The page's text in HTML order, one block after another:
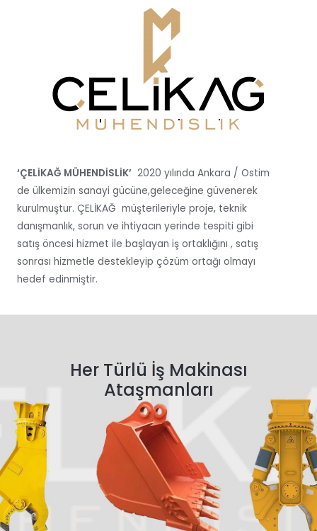
‘ÇELİKAĞ MÜHENDİSLİK’ 2020 yılında Ankara / Ostim
de ülkemizin sanayi gücüne,geleceğine güvenerek
kurulmuştur. ÇELİKAĞ müşterileriyle proje, teknik
danışmanlık, sorun ve ihtiyacın yerinde tespiti gibi
satış öncesi hizmet ile başlayan iş ortaklığını , satış
sonrası hizmetle destekleyip çözüm ortağı olmayı
hedef edinmiştir.
Her Türlü İş Makinası
Ataşmanları